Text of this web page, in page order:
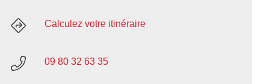
Calculez votre itinéraire
09 80 32 63 35